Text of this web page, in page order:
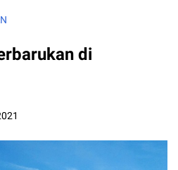
di